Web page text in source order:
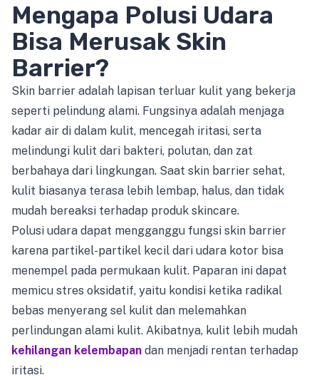
Mengapa Polusi Udara
Bisa Merusak Skin
Barrier?
Skin barrier adalah lapisan terluar kulit yang bekerja
seperti pelindung alami. Fungsinya adalah menjaga
kadar air di dalam kulit, mencegah iritasi, serta
melindungi kulit dari bakteri, polutan, dan zat
berbahaya dari lingkungan. Saat skin barrier sehat,
kulit biasanya terasa lebih lembap, halus, dan tidak
mudah bereaksi terhadap produk skincare.
Polusi udara dapat mengganggu fungsi skin barrier
karena partikel-partikel kecil dari udara kotor bisa
menempel pada permukaan kulit. Paparan ini dapat
memicu stres oksidatif, yaitu kondisi ketika radikal
bebas menyerang sel kulit dan melemahkan
perlindungan alami kulit. Akibatnya, kulit lebih mudah
kehilangan kelembapan dan menjadi rentan terhadap
iritasi.